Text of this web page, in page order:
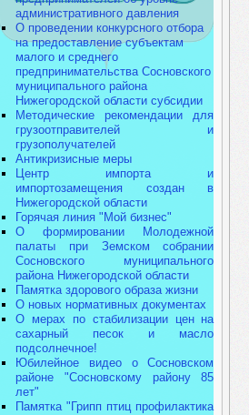
административного давления
О проведении конкурсного отбора
на предоставление субъектам
малого и среднего
предпринимательства Сосновского
муниципального района
Нижегородской области субсидии
Методические рекомендации для
грузоотправителей и
грузополучателей
Антикризисные меры
Центр импорта и
импортозамещения создан в
Нижегородской области
Горячая линия "Мой бизнес"
О формировании Молодежной
палаты при Земском собрании
Сосновского муниципального
района Нижегородской области
Памятка здорового образа жизни
О новых нормативных документах
О мерах по стабилизации цен на
сахарный песок и масло
подсолнечное!
Юбилейное видео о Сосновском
районе "Сосновскому району 85
лет"
Памятка "Грипп птиц профилактика